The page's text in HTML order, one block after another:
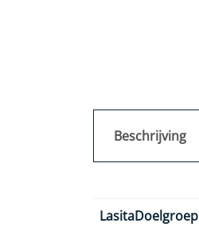
Beschrijving
LasitaDoelgroep